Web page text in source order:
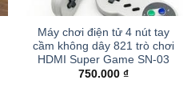
Máy chơi điện tử 4 nút tay
cầm không dây 821 trò chơi
HDMI Super Game SN-03
750.000 ₫